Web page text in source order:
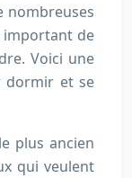
nombreuses
important de
Voici une
dormir et se
plus ancien
qui veulent